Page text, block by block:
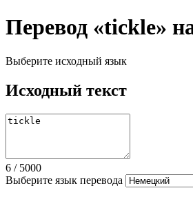
Перевод «tickle»
Выберите исходный язык
Исходный текст
6 / 5000
Выберите язык перевода